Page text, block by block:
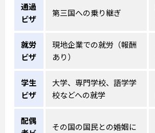
通過
ビザ
第三国への乗り継ぎ
就労
ビザ
現地企業での就労（報酬
あり）
学生
ビザ
大学、専門学校、語学学
校などへの就学
配偶
その国の国民との婚姻に